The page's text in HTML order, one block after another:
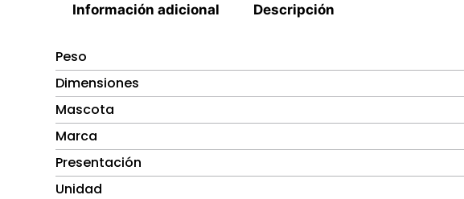
Información adicional Descripción
Peso
Dimensiones
Mascota
Marca
Presentación
Unidad